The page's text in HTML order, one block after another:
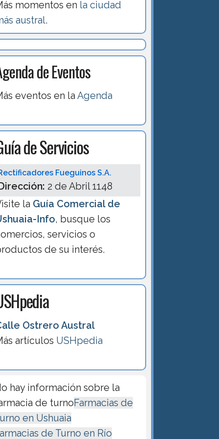
momentos en la ciudad
austral.
de Eventos
eventos en laAgenda
de Servicios
Fueguinos S.A.
2 de Abril 1148
la Guía Comercial de
Info, busque los
servicios o
de su interés.
Ostrero Austral
artículos USHpedia
hay información sobre la
de turnoFarmacias de
en Ushuaia
de Turno en Río